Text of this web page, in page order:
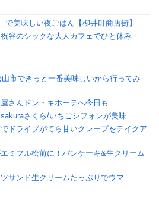
美味しい夜ごはん【柳井町商店街】
谷のシックな大人カフェでひと休み
市できっと一番美味しいから行ってみ
さんドン・キホーテへ今日も
さくら/いちごシフォンが美味
ドライブがてら甘いクレープをテイクア
ミフル松前に！パンケーキ&生クリーム
サンド生クリームたっぷりでウマ